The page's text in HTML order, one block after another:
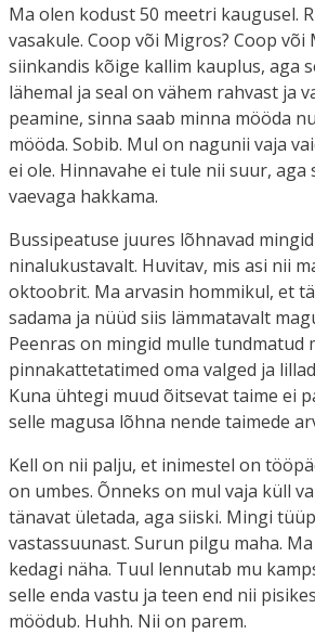
Ma olen kodust 50 meetri kaugusel.
vasakule. Coop või Migros? Coop või
siinkandis kõige kallim kauplus, aga
lähemal ja seal on vähem rahvast ja
peamine, sinna saab minna mööda
mööda. Sobib. Mul on nagunii vaja
ei ole. Hinnavahe ei tule nii suur, aga
vaevaga hakkama.
Bussipeatuse juures lõhnavad
ninalukustavalt. Huvitav, mis asi nii
oktoobrit. Ma arvasin hommikul, et
sadama ja nüüd siis lämmatavalt
Peenras on mingid mulle tundmatud
pinnakattetatimed oma valged ja
Kuna ühtegi muud õitsevat taime ei
selle magusa lõhna nende taimede
Kell on nii palju, et inimestel on
on umbes. Õnneks on mul vaja küll
tänavat ületada, aga siiski. Mingi
vastassuunast. Surun pilgu maha.
kedagi näha. Tuul lennutab mu
selle enda vastu ja teen end nii
möödub. Huhh. Nii on parem.